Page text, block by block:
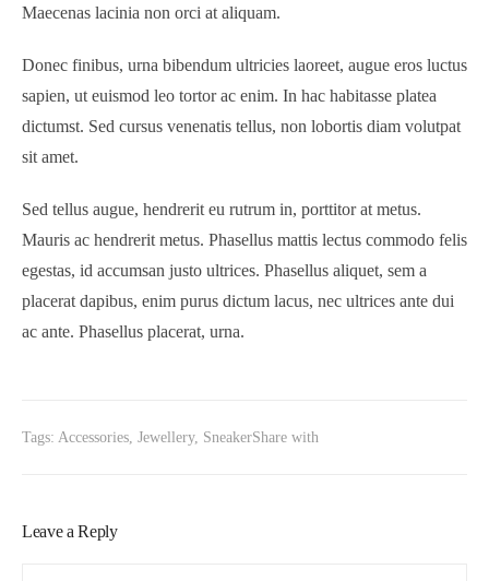
Maecenas lacinia non orci at aliquam.
Donec finibus, urna bibendum ultricies laoreet, augue eros luctus
sapien, ut euismod leo tortor ac enim. In hac habitasse platea
dictumst. Sed cursus venenatis tellus, non lobortis diam volutpat
sit amet.
Sed tellus augue, hendrerit eu rutrum in, porttitor at metus.
Mauris ac hendrerit metus. Phasellus mattis lectus commodo felis
egestas, id accumsan justo ultrices. Phasellus aliquet, sem a
placerat dapibus, enim purus dictum lacus, nec ultrices ante dui
ac ante. Phasellus placerat, urna.
Tags: Accessories Jewellery, SneakerShare with
Leave a Reply